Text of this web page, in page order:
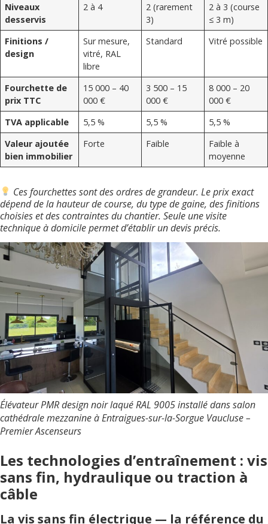
Niveaux
desservis
2 à 4
2 (rarement
3)
2 à 3 (course
≤ 3 m)
Finitions /
design
Sur mesure,
vitré, RAL
libre
Standard Vitré possible
Fourchette de
prix TTC
15 000 – 40
000 €
3 500 – 15
000 €
8 000 – 20
000 €
TVA applicable
5,5 % 5,5 %
5,5 %
Valeur ajoutée
bien immobilier
Forte Faible
Faible à
moyenne
Ces fourchettes sont des ordres de grandeur. Le prix exact
dépend de la hauteur de course, du type de gaine, des finitions
choisies et des contraintes du chantier. Seule une visite
technique à domicile permet d’établir un devis précis.
Élévateur PMR design noir laqué RAL 9005 installé dans salon
cathédrale mezzanine à Entraigues-sur-la-Sorgue Vaucluse –
Premier Ascenseurs
Les technologies d’entraînement : vis
sans fin, hydraulique ou traction à
câble
La vis sans fin électrique — la référence du